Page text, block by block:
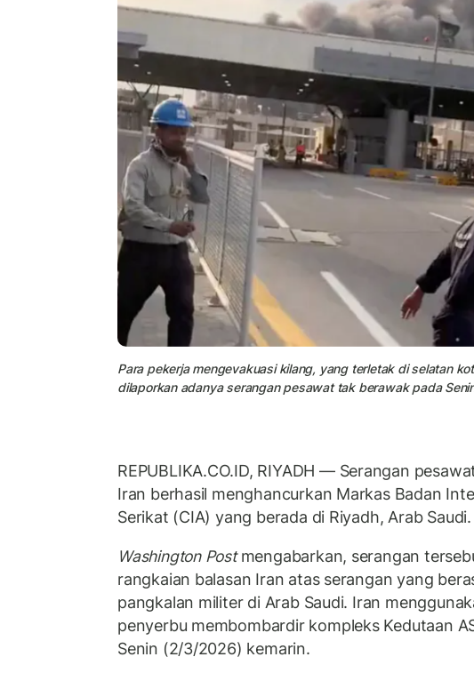
Para pekerja mengevakuasi kilang, yang terletak di selatan
dilaporkan adanya serangan pesawat tak berawak pada
REPUBLIKA.CO.ID, RIYADH — Serangan
Iran berhasil menghancurkan Markas Badan
Serikat (CIA) yang berada di Riyadh, Arab Saudi.
Washington Postmengabarkan, serangan
rangkaian balasan Iran atas serangan yang
pangkalan militer di Arab Saudi. Iran
penyerbu membombardir kompleks Kedutaan
Senin (2/3/2026) kemarin.